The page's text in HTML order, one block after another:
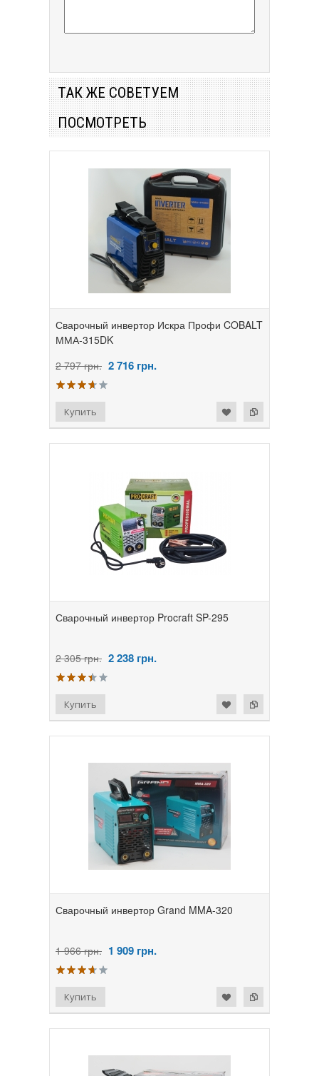
ТАК ЖЕ СОВЕТУЕМ
ПОСМОТРЕТЬ
Сварочный инвертор Искра Профи COBALT
ММА-315DK
2 797 грн. 2 716 грн.
Сварочный инвертор Procraft SP-295
2 305 грн. 2 238 грн.
Сварочный инвертор Grand MMA-320
1 966 грн. 1 909 грн.